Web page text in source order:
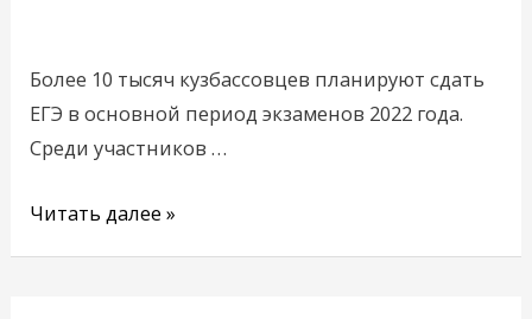
Более 10 тысяч кузбассовцев планируют сдать
ЕГЭ в основной период экзаменов 2022 года.
Среди участников …
Читать далее »